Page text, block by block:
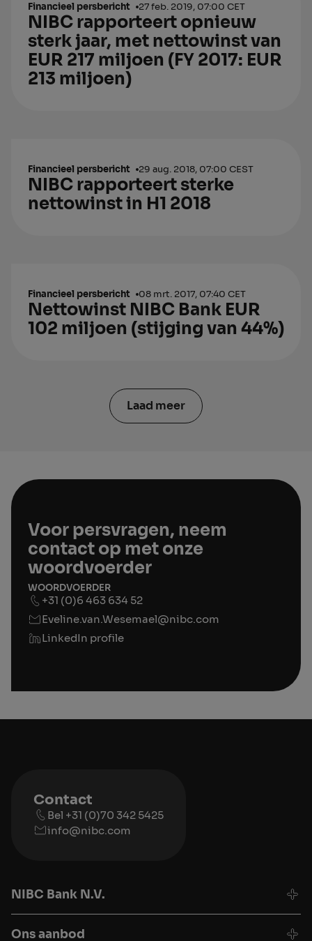
Financieel persbericht 27 feb. 2019, 07:00 CET
NIBC rapporteert opnieuw
sterk jaar, met nettowinst van
EUR 217 miljoen (FY 2017: EUR
213 miljoen)
Financieel persbericht 29 aug. 2018, 07:00 CEST
NIBC rapporteert sterke
nettowinst in H1 2018
Financieel persbericht 08 mrt. 2017, 07:40 CET
Nettowinst NIBC Bank EUR
102 miljoen (stijging van 44%)
Laad meer
Voor persvragen, neem
contact op met onze
woordvoerder
WOORDVOERDER
+31 (0)6 463 634 52
Eveline.van.Wesemael@nibc.com
LinkedIn profile
Contact
Bel +31 (0)70 342 5425
info@nibc.com
NIBC Bank N.V.
Ons aanbod